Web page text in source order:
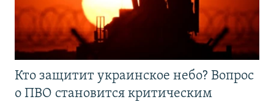
Кто защитит украинское небо? Вопрос
о ПВО становится критическим